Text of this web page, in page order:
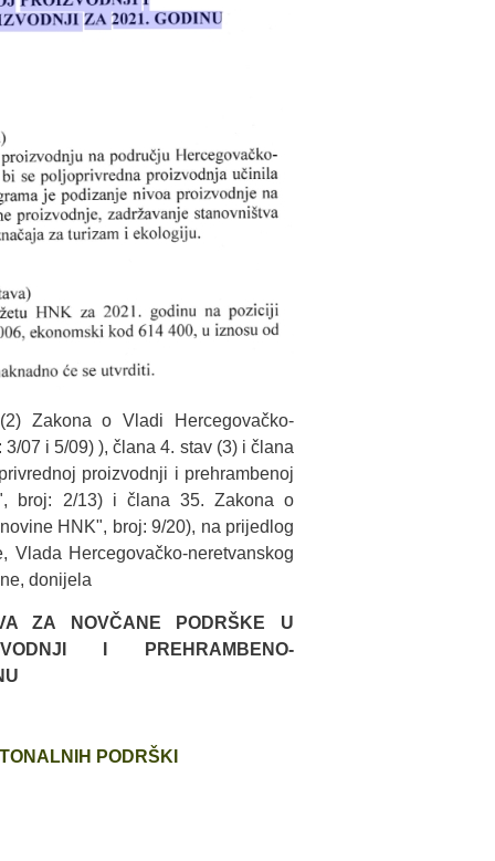
Zakona o Vladi Hercegovačko-
07 i 5/09) ), člana 4. stav (3) i člana
proizvodnji i prehrambenoj
broj: 2/13) i člana 35. Zakona o
HNK", broj: 9/20), na prijedlog
Vlada Hercegovačko-neretvanskog
donijela
ZA NOVČANE PODRŠKE U
I PREHRAMBENO-
PODRŠKI